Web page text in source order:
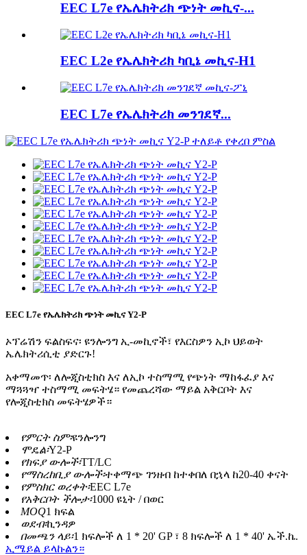
EEC L7e የኤሌክትሪክ ጭነት መኪና-...
EEC L2e የኤሌክትሪክ ካቢኔ መኪና-H1
EEC L7e የኤሌክትሪክ መንገደኛ...
EEC L7e የኤሌክትሪክ ጭነት መኪና Y2-P
ኦፕሬሽን ፍልስፍና፡ ዩንሎንግ ኢ-መኪኖች፣ የእርስዎን ኢኮ ህይወት
ኤሌክትሪሲቲ ያድርጉ!
አቀማመጥ፡ ለሎጂስቲክስ እና ለኢኮ ተስማሚ የጭነት ማከፋፈያ እና
ማጓጓዣ ተስማሚ መፍትሄ። የመጨረሻው ማይል አቅርቦት እና
የሎጂስቲክስ መፍትሄዎች።
የምርት ስም፡ዩንሎንግ
ሞዴል፡Y2-P
የክፍያ ውሎች፡TT/LC
የማስረከቢያ ውሎች፡ተቀማጭ ገንዘብ ከተቀበለ በኋላ ከ20-40 ቀናት
የምስክር ወረቀት፡EEC L7e
የአቅርቦት ችሎታ፡1000 ዩኒት / በወር
MOQ1 ክፍል
ወደብ፡ኪንዳዎ
በመጫን ላይ፡1 ክፍሎች ለ 1 * 20' GP ፣ 8 ክፍሎች ለ 1 * 40' ኤች.ኬ.
ኢሜይል ይላኩልን።